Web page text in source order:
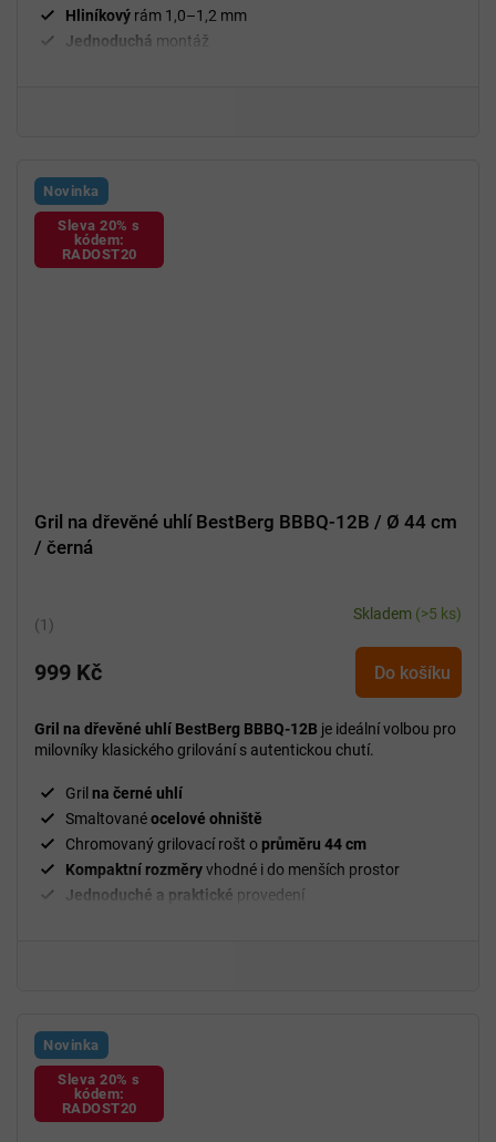
Hliníkový rám 1,0–1,2 mm
Jednoduchá montáž
Novinka
Sleva 20% s
kódem:
RADOST20
Gril na dřevěné uhlí BestBerg BBBQ-12B / Ø 44 cm
/ černá
Průměrné
produktu
5,0
z
hvězdiček.
Skladem (>5 ks)
999 Kč Do košíku
Gril na dřevěné uhlí BestBerg BBBQ-12B je ideální volbou pro
milovníky klasického grilování s autentickou chutí.
Gril na černé uhlí
Smaltovanéocelové ohniště
Chromovaný grilovací rošt o průměru 44 cm
Kompaktní rozměryvhodné i do menších prostor
Jednoduché a praktické provedení
Novinka
Sleva 20% s
kódem:
RADOST20